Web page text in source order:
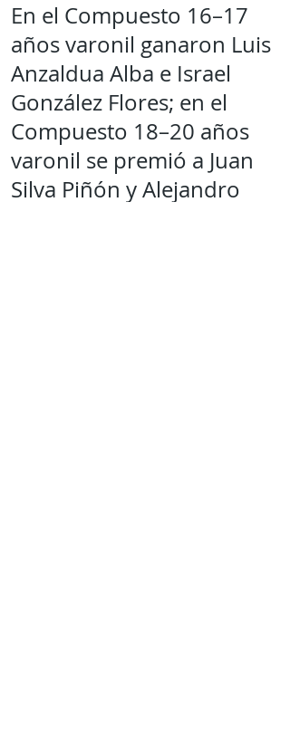
En el Compuesto 16–17
años varonil ganaron Luis
Anzaldua Alba e Israel
González Flores; en el
Compuesto 18–20 años
varonil se premió a Juan
Silva Piñón y Alejandro